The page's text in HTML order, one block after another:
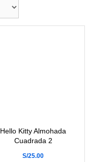
Hello Kitty Almohada
Cuadrada 2
S/25.00